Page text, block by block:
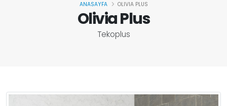
Olivia Plus
Tekoplus
ANASAYFA OLIVIA PLUS